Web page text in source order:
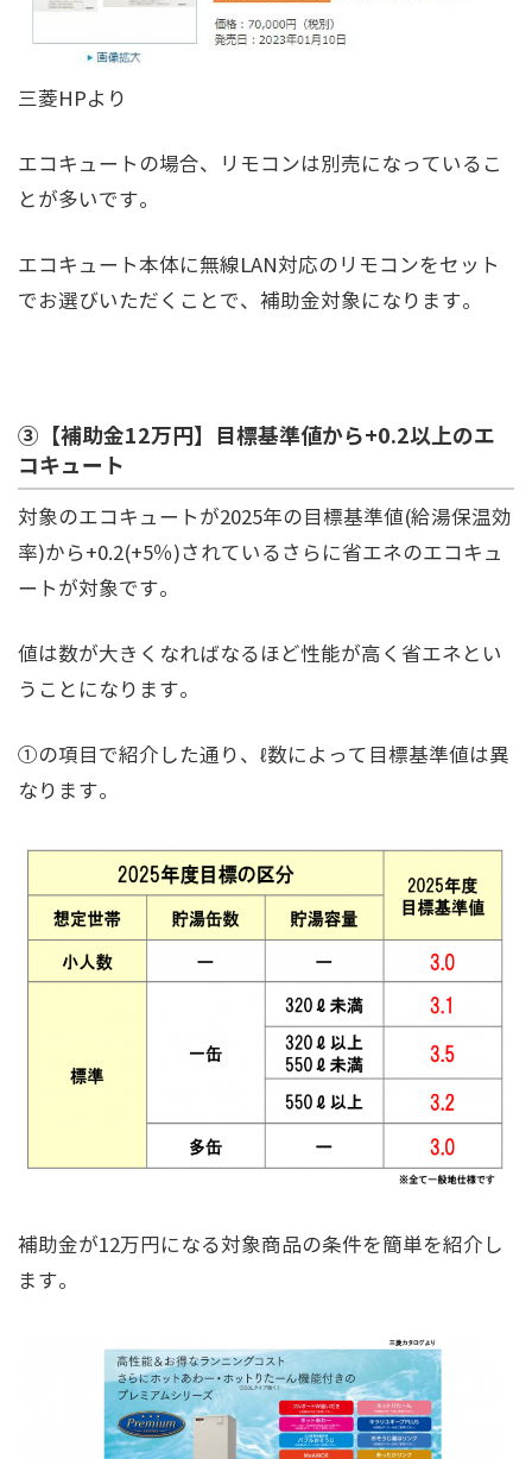
三菱HPより
エコキュートの場合、リモコンは別売になっているこ
とが多いです。
エコキュート本体に無線LAN対応のリモコンをセット
でお選びいただくことで、補助金対象になります。
③【補助金12万円】目標基準値から+0.2以上のエ
コキュート
対象のエコキュートが2025年の目標基準値(給湯保温効
率)から+0.2(+5％)されているさらに省エネのエコキュ
ートが対象です。
値は数が大きくなればなるほど性能が高く省エネとい
うことになります。
①の項目で紹介した通り、ℓ数によって目標基準値は異
なります。
補助金が12万円になる対象商品の条件を簡単を紹介し
ます。